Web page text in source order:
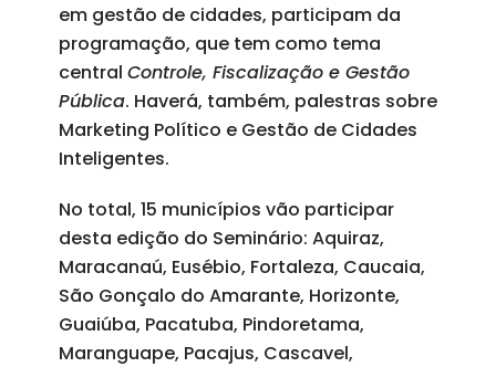
em gestão de cidades, participam da
programação, que tem como tema
central Controle, Fiscalização e Gestão
Pública. Haverá, também, palestras sobre
Marketing Político e Gestão de Cidades
Inteligentes.
No total, 15 municípios vão participar
desta edição do Seminário: Aquiraz,
Maracanaú, Eusébio, Fortaleza, Caucaia,
São Gonçalo do Amarante, Horizonte,
Guaiúba, Pacatuba, Pindoretama,
Maranguape, Pacajus, Cascavel,